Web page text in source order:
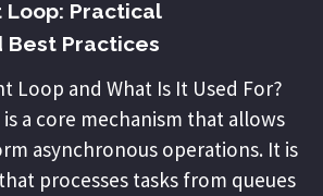
Loop: Practical
Best Practices
Loop and What Is It Used For?
a core mechanism that allows
asynchronous operations. It is
processes tasks from queues